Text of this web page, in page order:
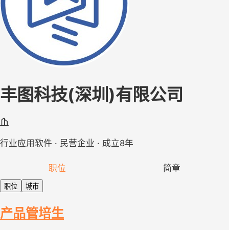
丰图科技(深圳)有限公司
行业应用软件 · 民营企业 · 成立8年
职位 简章
职位 城市
产品管培生